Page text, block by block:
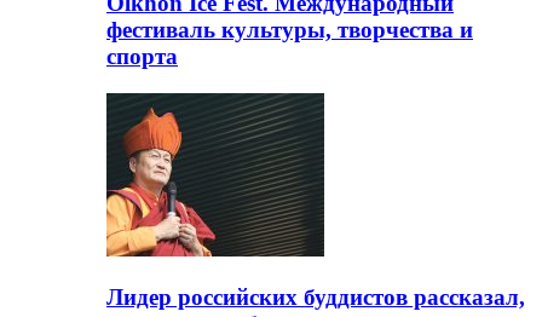
фестиваль культуры, творчества и
спорта
Лидер российских буддистов рассказал,